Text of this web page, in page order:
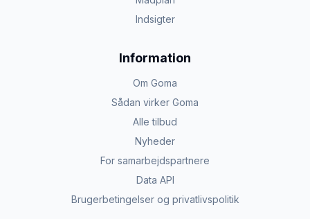
Indsigter
Information
Om Goma
Sådan virker Goma
Alle tilbud
Nyheder
For samarbejdspartnere
Data API
Brugerbetingelser og privatlivspolitik